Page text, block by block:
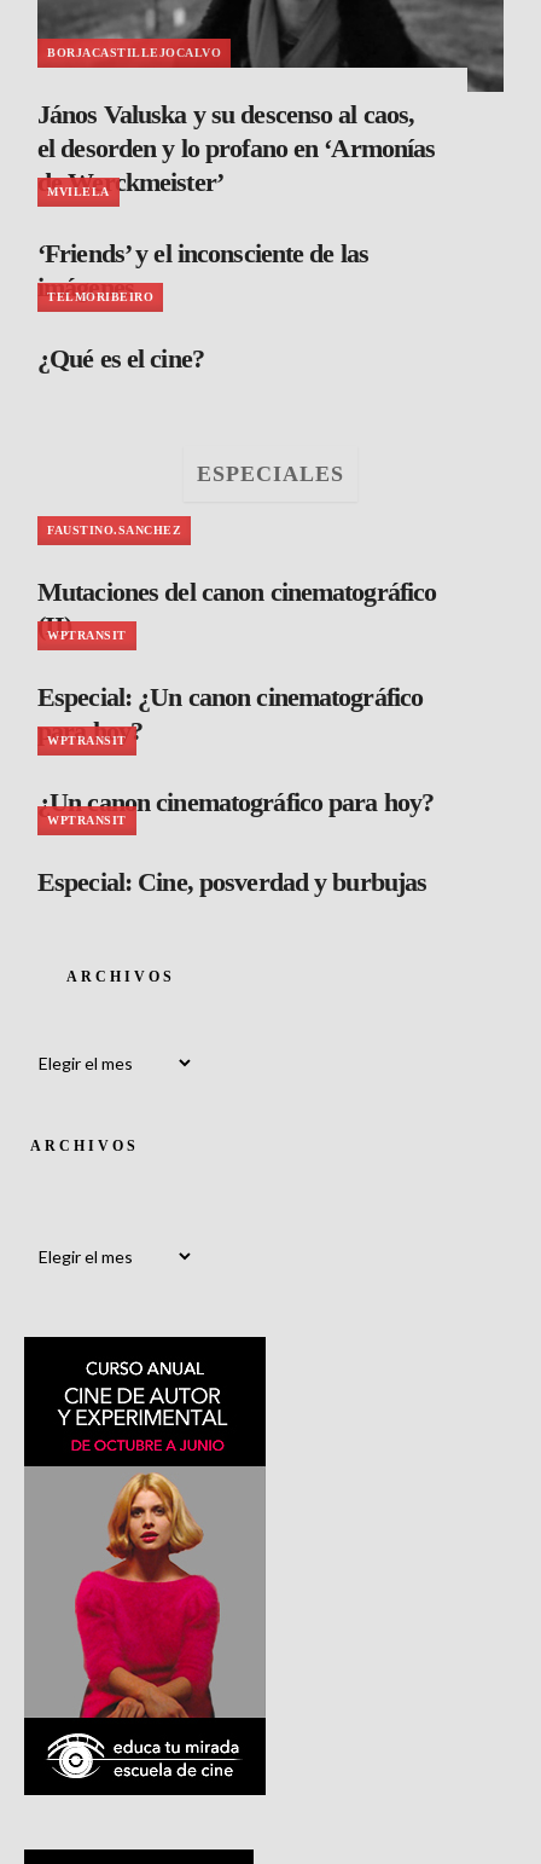
BORJACASTILLEJOCALVO
János Valuska y su descenso al caos,
el desorden y lo profano en ‘Armonías
de Werckmeister’
MVILELA
‘Friends’ y el inconsciente de las
imágenes
TELMORIBEIRO
¿Qué es el cine?
ESPECIALES
FAUSTINO.SANCHEZ
Mutaciones del canon cinematográfico
(II)
WPTRANSIT
Especial: ¿Un canon cinematográfico
para hoy?
WPTRANSIT
¿Un canon cinematográfico para hoy?
WPTRANSIT
Especial: Cine, posverdad y burbujas
ARCHIVOS
ARCHIVOS